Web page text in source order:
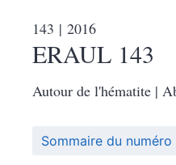
143 | 2016
ERAUL 143
Autour de l'hématite |
Sommaire du numéro